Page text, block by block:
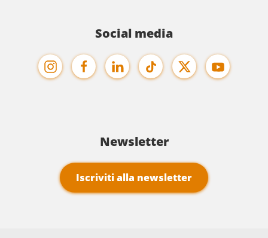
Social media
Newsletter
Iscriviti alla newsletter